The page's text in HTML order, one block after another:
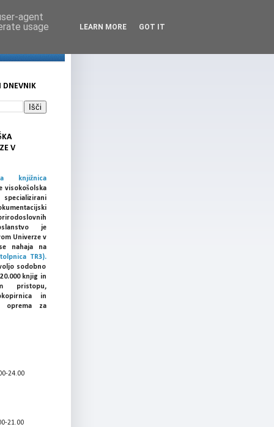
DNEVNIK
V
knjižnica
visokošolska
je
Univerze v
nahaja na
TR3).
sodobno
knjig in
pristopu,
in
oprema za
24.00
21.00
agent
usage
LEARN MORE GOT IT